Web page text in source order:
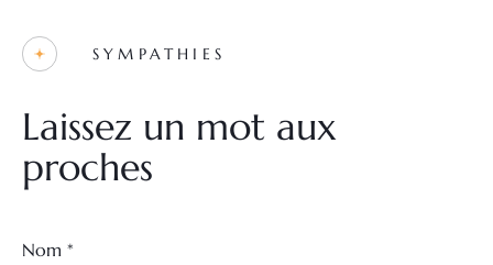
SYMPATHIES
Laissez un mot aux
proches
Nom *